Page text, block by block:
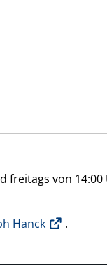
freitags von 14:00
Hanck .